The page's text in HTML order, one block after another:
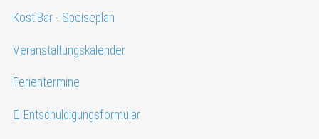
Kost.Bar - Speiseplan
Veranstaltungskalender
Ferientermine
Entschuldigungsformular